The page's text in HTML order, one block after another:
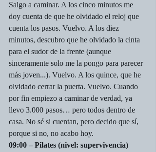
Salgo a caminar. A los cinco minutos me
doy cuenta de que he olvidado el reloj que
cuenta los pasos. Vuelvo. A los diez
minutos, descubro que he olvidado la cinta
para el sudor de la frente (aunque
sinceramente solo me la pongo para parecer
más joven...). Vuelvo. A los quince, que he
olvidado cerrar la puerta. Vuelvo. Cuando
por fin empiezo a caminar de verdad, ya
llevo 3.000 pasos… pero todos dentro de
casa. No sé si cuentan, pero decido que sí,
porque si no, no acabo hoy.
09:00 – Pilates (nivel: supervivencia)